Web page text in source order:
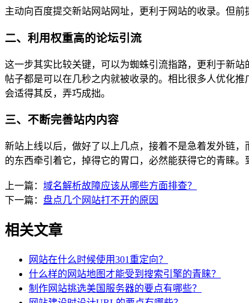
主动向百度提交新站网站网址，更利于网站的收录。但前
二、利用权重高的论坛引流
这一步其实比较关键，可以为蜘蛛引流指路，更利于新
帖子都是可以在几秒之内就被收录的。相比很多人优化
会适得其反，弄巧成拙。
三、不断完善站内内容
新站上线以后，做好了以上几点，接着不是急着发外链
的东西牵引着它，掉得它的胃口，必然能获得它的青睐。
上一篇： 域名解析故障应该从哪些方面排查？
下一篇： 盘点几个网站打不开的原因
相关文章
网站在什么时候使用301重定向？
什么样的网站地图才能受到搜索引擎的青睐？
制作网站挑选美国服务器的要点有哪些？